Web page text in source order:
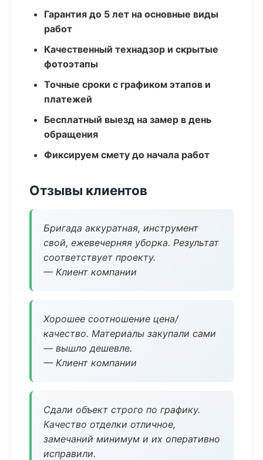
Гарантия до 5 лет на основные виды
работ
Качественный технадзор и скрытые
фотоэтапы
Точные сроки с графиком этапов и
платежей
Бесплатный выезд на замер в день
обращения
Фиксируем смету до начала работ
Отзывы клиентов
Бригада аккуратная, инструмент
свой, ежевечерняя уборка. Результат
соответствует проекту.
— Клиент компании
Хорошее соотношение цена/
качество. Материалы закупали сами
— вышло дешевле.
— Клиент компании
Сдали объект строго по графику.
Качество отделки отличное,
замечаний минимум и их оперативно
исправили.